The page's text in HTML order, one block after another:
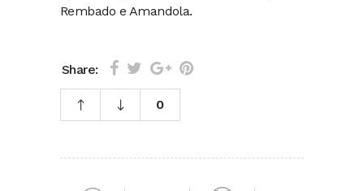
Rembado e Amandola.
Share:
0